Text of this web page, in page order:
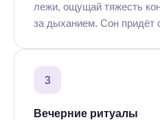
лежи, ощущай тяжесть
за дыханием. Сон придёт
3
Вечерние ритуалы